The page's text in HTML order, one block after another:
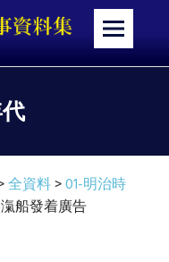
メ
全資料>01-明治時
船發着廣告